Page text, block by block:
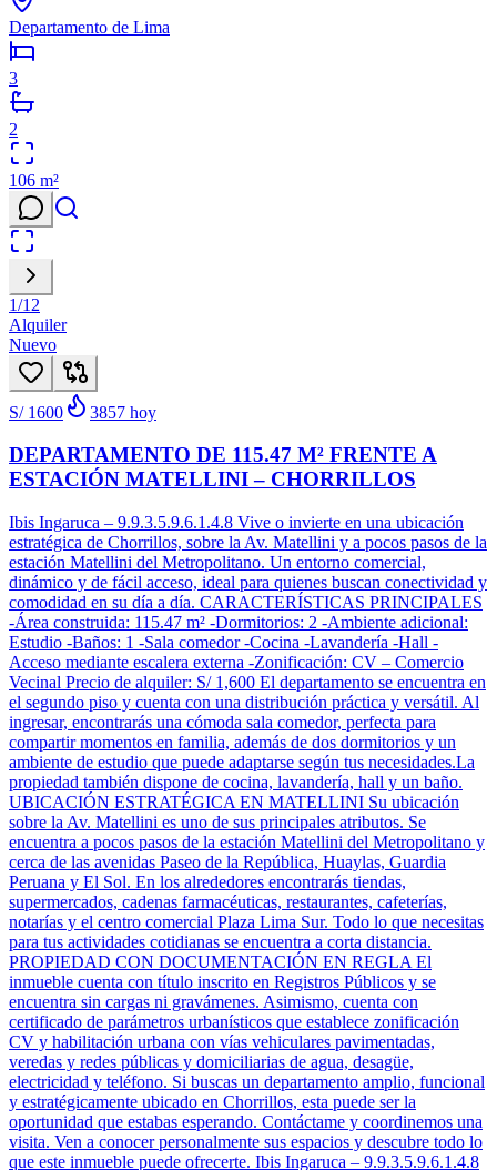
Departamento de Lima
3
2
106 m²
1/12
Alquiler
Nuevo
S/ 1600 3857 hoy
DEPARTAMENTO DE 115.47 M² FRENTE A
ESTACIÓN MATELLINI – CHORRILLOS
Ibis Ingaruca – 9.9.3.5.9.6.1.4.8 Vive o invierte en una ubicación
estratégica de Chorrillos, sobre la Av. Matellini y a pocos pasos de la
estación Matellini del Metropolitano. Un entorno comercial,
dinámico y de fácil acceso, ideal para quienes buscan conectividad y
comodidad en su día a día. CARACTERÍSTICAS PRINCIPALES
-Área construida: 115.47 m² -Dormitorios: 2 -Ambiente adicional:
Estudio -Baños: 1 -Sala comedor -Cocina -Lavandería -Hall -
Acceso mediante escalera externa -Zonificación: CV – Comercio
Vecinal Precio de alquiler: S/ 1,600 El departamento se encuentra en
el segundo piso y cuenta con una distribución práctica y versátil. Al
ingresar, encontrarás una cómoda sala comedor, perfecta para
compartir momentos en familia, además de dos dormitorios y un
ambiente de estudio que puede adaptarse según tus necesidades.La
propiedad también dispone de cocina, lavandería, hall y un baño.
UBICACIÓN ESTRATÉGICA EN MATELLINI Su ubicación
sobre la Av. Matellini es uno de sus principales atributos. Se
encuentra a pocos pasos de la estación Matellini del Metropolitano y
cerca de las avenidas Paseo de la República, Huaylas, Guardia
Peruana y El Sol. En los alrededores encontrarás tiendas,
supermercados, cadenas farmacéuticas, restaurantes, cafeterías,
notarías y el centro comercial Plaza Lima Sur. Todo lo que necesitas
para tus actividades cotidianas se encuentra a corta distancia.
PROPIEDAD CON DOCUMENTACIÓN EN REGLA El
inmueble cuenta con título inscrito en Registros Públicos y se
encuentra sin cargas ni gravámenes. Asimismo, cuenta con
certificado de parámetros urbanísticos que establece zonificación
CV y habilitación urbana con vías vehiculares pavimentadas,
veredas y redes públicas y domiciliarias de agua, desagüe,
electricidad y teléfono. Si buscas un departamento amplio, funcional
y estratégicamente ubicado en Chorrillos, esta puede ser la
oportunidad que estabas esperando. Contáctame y coordinemos una
visita. Ven a conocer personalmente sus espacios y descubre todo lo
que este inmueble puede ofrecerte. Ibis Ingaruca – 9.9.3.5.9.6.1.4.8